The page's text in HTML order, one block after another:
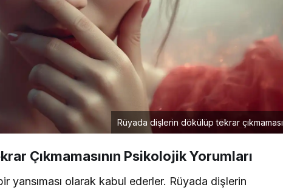
Rüyada dişlerin dökülüp tekrar çıkmaması
Çıkmamasının Psikolojik Yorumları
yansıması olarak kabul ederler. Rüyada dişlerin